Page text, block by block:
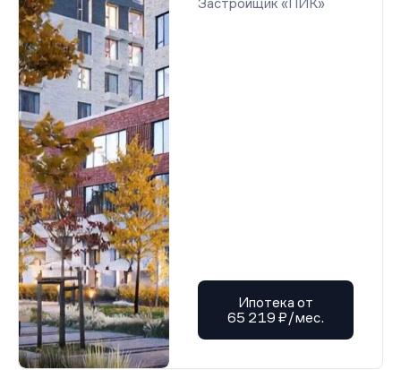
Застройщик «ПИК»
Ипотека от
65 219 ₽/мес.